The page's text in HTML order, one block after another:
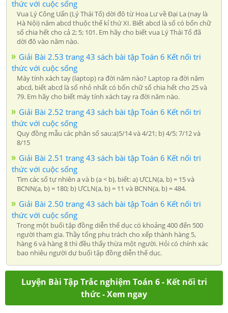
thức với cuộc sống
Vua Lý Công Uẩn (Lý Thái Tổ) dời đô từ Hoa Lư về Đại La (nay là
Hà Nội) năm abcd thuộc thế kỉ thứ XI. Biết abcd là số có bốn chữ
số chia hết cho cả 2; 5; 101. Em hãy cho biết vua Lý Thái Tổ đã
dời đô vào năm nào.
Giải Bài 2.53 trang 43 sách bài tập Toán 6 Kết nối tri
thức với cuộc sống
Máy tính xách tay (laptop) ra đời năm nào? Laptop ra đời năm
abcd, biết abcd là số nhỏ nhất có bốn chữ số chia hết cho 25 và
79. Em hãy cho biết máy tính xách tay ra đời năm nào.
Giải Bài 2.52 trang 43 sách bài tập Toán 6 Kết nối tri
thức với cuộc sống
Quy đồng mẫu các phân số sau:a)5/14 và 4/21; b) 4/5; 7/12 và
8/15
Giải Bài 2.51 trang 43 sách bài tập Toán 6 Kết nối tri
thức với cuộc sống
Tìm các số tự nhiên a và b (a < b), biết: a) ƯCLN(a, b) = 15 và
BCNN(a, b) = 180; b) ƯCLN(a, b) = 11 và BCNN(a, b) = 484.
Giải Bài 2.50 trang 43 sách bài tập Toán 6 Kết nối tri
thức với cuộc sống
Trong một buổi tập đồng diễn thể dục có khoảng 400 đến 500
người tham gia. Thầy tổng phụ trách cho xếp thành hàng 5,
hàng 6 và hàng 8 thì đều thấy thừa một người. Hỏi có chính xác
bao nhiêu người dự buổi tập đồng diễn thể dục.
Luyện Bài Tập Trắc nghiệm Toán 6 - Kết nối tri
thức - Xem ngay